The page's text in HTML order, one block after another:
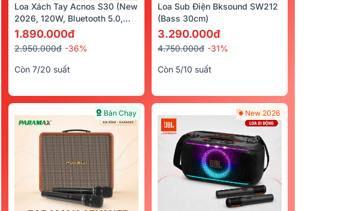
5/5(48)
Loa Xách Tay Acnos S30 (New
2026, 120W, Bluetooth 5.0,
Kèm 2 Tay Micro)
1.890.000đ
2.950.000đ -36%
Còn 7/20 suất
Loa Sub Điện Bksound SW212
(bass 30cm)
3.290.000đ
4.750.000đ -31%
Còn 5/10 suất
Bán Chạy New 2026